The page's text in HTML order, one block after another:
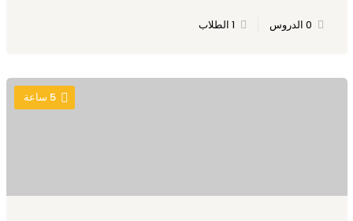
0 الدروس 1 الطلاب
5 ساعة